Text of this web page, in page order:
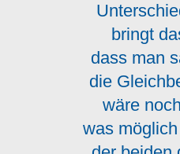
bringt
dass man
die
wäre
was